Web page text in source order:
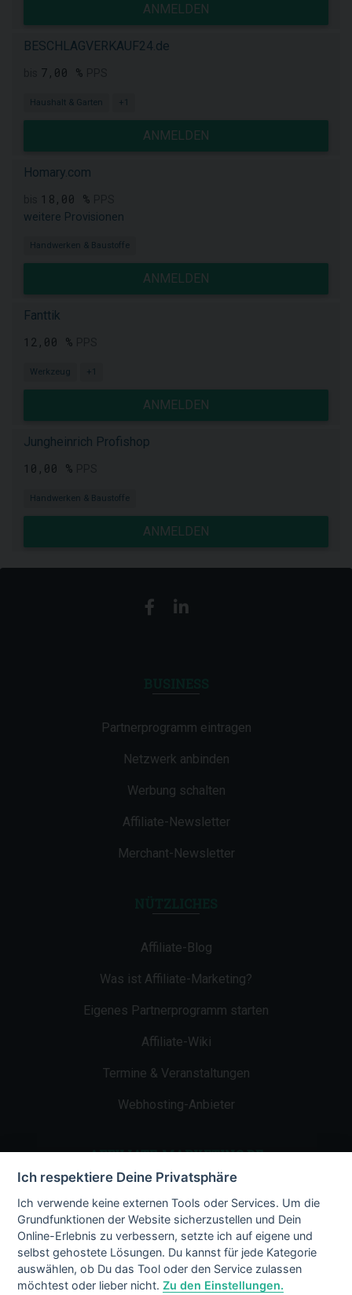
ANMELDEN
BESCHLAGVERKAUF24.de
7,00 %
Haushalt & Garten +1
ANMELDEN
Homary.com
18,00 %
weitere Provisionen
Handwerken & Baustoffe
ANMELDEN
Fanttik
12,00 %
Werkzeug +1
ANMELDEN
Jungheinrich Profishop
10,00 %
Handwerken & Baustoffe
ANMELDEN
Partnerprogramm eintragen
Netzwerk anbinden
Werbung schalten
Affiliate-Newsletter
Merchant-Newsletter
Affiliate-Blog
Was ist Affiliate-Marketing?
Eigenes Partnerprogramm starten
Affiliate-Wiki
Termine & Veranstaltungen
Webhosting-Anbieter
AFFILIATE-MARKETING.DE
Impressum
Kontakt
Datenschutz
Ich respektiere Deine Privatsphäre
Ich verwende keine externen Tools oder Services. Um die
Grundfunktionen der Website sicherzustellen und Dein
Online-Erlebnis zu verbessern, setzte ich auf eigene und
selbst gehostete Lösungen. Du kannst für jede Kategorie
auswählen, ob Du das Tool oder den Service zulassen
möchtest oder lieber nicht.Zu den Einstellungen.